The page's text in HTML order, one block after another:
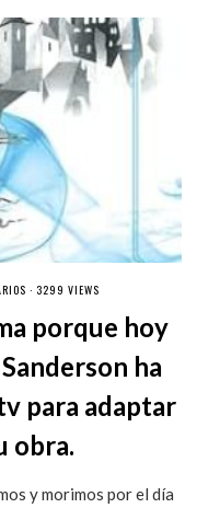
· 3299 VIEWS
porque hoy
ha
para adaptar
obra.
y morimos por el día